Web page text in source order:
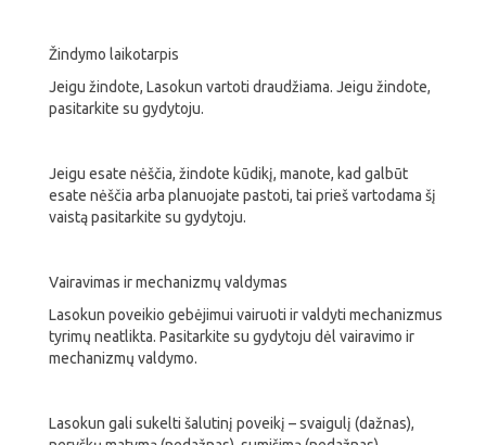
Žindymo laikotarpis
Jeigu žindote, Lasokun vartoti draudžiama. Jeigu žindote,
pasitarkite su gydytoju.
Jeigu esate nėščia, žindote kūdikį, manote, kad galbūt
esate nėščia arba planuojate pastoti, tai prieš vartodama šį
vaistą pasitarkite su gydytoju.
Vairavimas ir mechanizmų valdymas
Lasokun poveikio gebėjimui vairuoti ir valdyti mechanizmus
tyrimų neatlikta. Pasitarkite su gydytoju dėl vairavimo ir
mechanizmų valdymo.
Lasokun gali sukelti šalutinį poveikį – svaigulį (dažnas),